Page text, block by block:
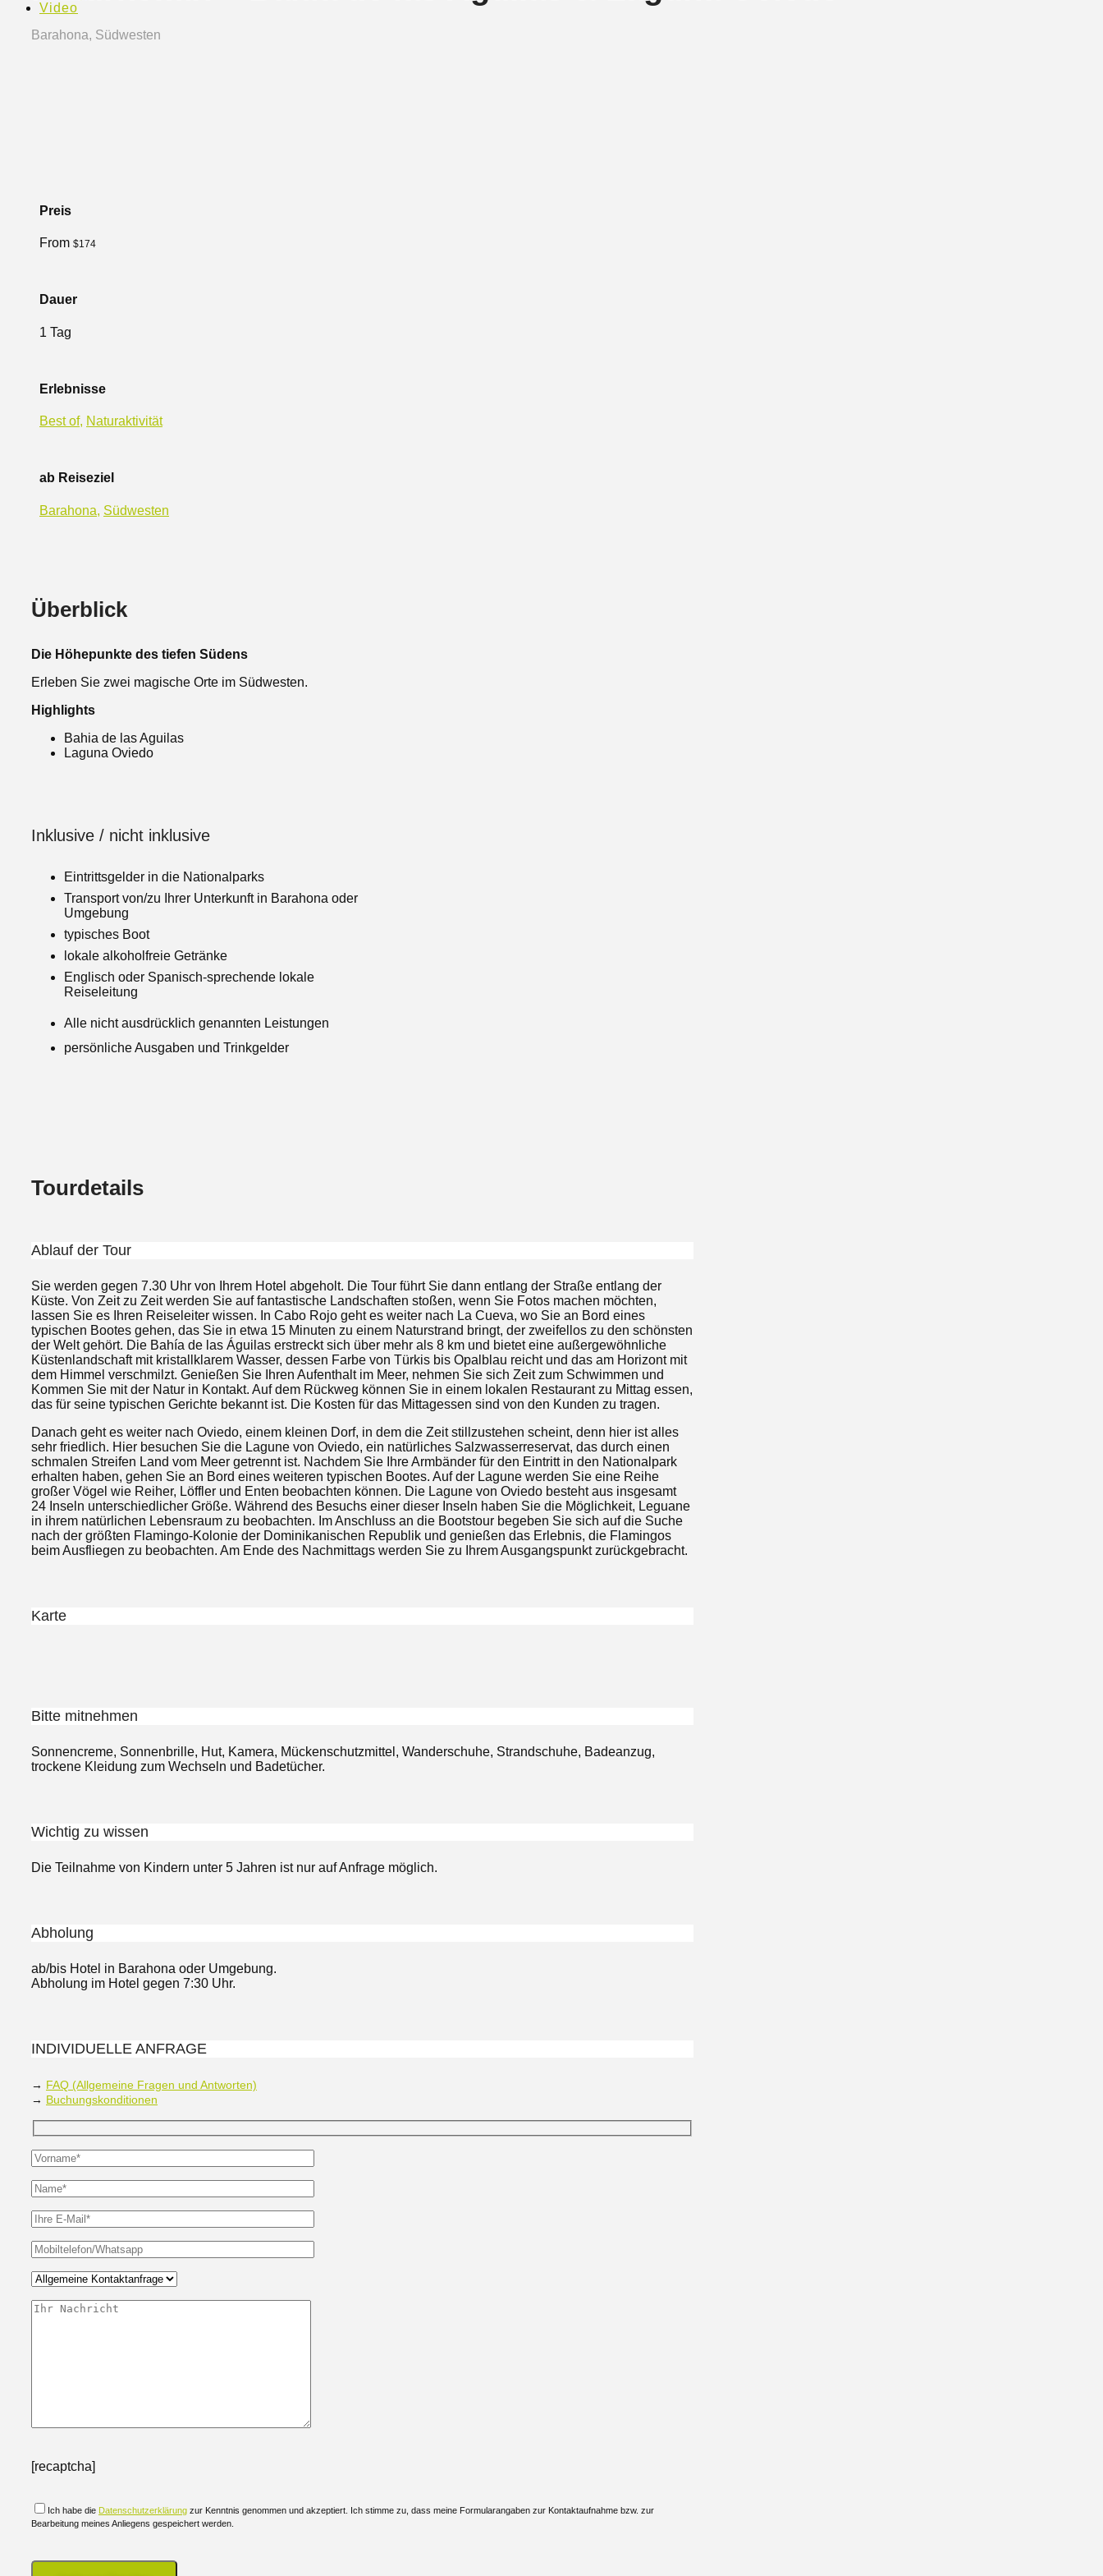
Barahona, Südwesten
Video
Preis
From $174
Dauer
1 Tag
Erlebnisse
Best of, Naturaktivität
ab Reiseziel
Barahona, Südwesten
Überblick
Die Höhepunkte des tiefen Südens
Erleben Sie zwei magische Orte im Südwesten.
Highlights
Bahia de las Aguilas
Laguna Oviedo
Inklusive / nicht inklusive
Eintrittsgelder in die Nationalparks
Transport von/zu Ihrer Unterkunft in Barahona oder
Umgebung
typisches Boot
lokale alkoholfreie Getränke
Englisch oder Spanisch-sprechende lokale
Reiseleitung
Alle nicht ausdrücklich genannten Leistungen
persönliche Ausgaben und Trinkgelder
Tourdetails
Ablauf der Tour
Sie werden gegen 7.30 Uhr von Ihrem Hotel abgeholt. Die Tour führt Sie dann entlang der Straße entlang der
Küste. Von Zeit zu Zeit werden Sie auf fantastische Landschaften stoßen, wenn Sie Fotos machen möchten,
lassen Sie es Ihren Reiseleiter wissen. In Cabo Rojo geht es weiter nach La Cueva, wo Sie an Bord eines
typischen Bootes gehen, das Sie in etwa 15 Minuten zu einem Naturstrand bringt, der zweifellos zu den schönsten
der Welt gehört. Die Bahía de las Águilas erstreckt sich über mehr als 8 km und bietet eine außergewöhnliche
Küstenlandschaft mit kristallklarem Wasser, dessen Farbe von Türkis bis Opalblau reicht und das am Horizont mit
dem Himmel verschmilzt. Genießen Sie Ihren Aufenthalt im Meer, nehmen Sie sich Zeit zum Schwimmen und
Kommen Sie mit der Natur in Kontakt. Auf dem Rückweg können Sie in einem lokalen Restaurant zu Mittag essen,
das für seine typischen Gerichte bekannt ist. Die Kosten für das Mittagessen sind von den Kunden zu tragen.
Danach geht es weiter nach Oviedo, einem kleinen Dorf, in dem die Zeit stillzustehen scheint, denn hier ist alles
sehr friedlich. Hier besuchen Sie die Lagune von Oviedo, ein natürliches Salzwasserreservat, das durch einen
schmalen Streifen Land vom Meer getrennt ist. Nachdem Sie Ihre Armbänder für den Eintritt in den Nationalpark
erhalten haben, gehen Sie an Bord eines weiteren typischen Bootes. Auf der Lagune werden Sie eine Reihe
großer Vögel wie Reiher, Löffler und Enten beobachten können. Die Lagune von Oviedo besteht aus insgesamt
24 Inseln unterschiedlicher Größe. Während des Besuchs einer dieser Inseln haben Sie die Möglichkeit, Leguane
in ihrem natürlichen Lebensraum zu beobachten. Im Anschluss an die Bootstour begeben Sie sich auf die Suche
nach der größten Flamingo-Kolonie der Dominikanischen Republik und genießen das Erlebnis, die Flamingos
beim Ausfliegen zu beobachten. Am Ende des Nachmittags werden Sie zu Ihrem Ausgangspunkt zurückgebracht.
Karte
Bitte mitnehmen
Sonnencreme, Sonnenbrille, Hut, Kamera, Mückenschutzmittel, Wanderschuhe, Strandschuhe, Badeanzug,
trockene Kleidung zum Wechseln und Badetücher.
Wichtig zu wissen
Die Teilnahme von Kindern unter 5 Jahren ist nur auf Anfrage möglich.
Abholung
ab/bis Hotel in Barahona oder Umgebung.
Abholung im Hotel gegen 7:30 Uhr.
INDIVIDUELLE ANFRAGE
→ FAQ (Allgemeine Fragen und Antworten)
→ Buchungskonditionen
[recaptcha]
Ich habe die Datenschutzerklärung zur Kenntnis genommen und akzeptiert. Ich stimme zu, dass meine Formularangaben zur Kontaktaufnahme bzw. zur
Bearbeitung meines Anliegens gespeichert werden.